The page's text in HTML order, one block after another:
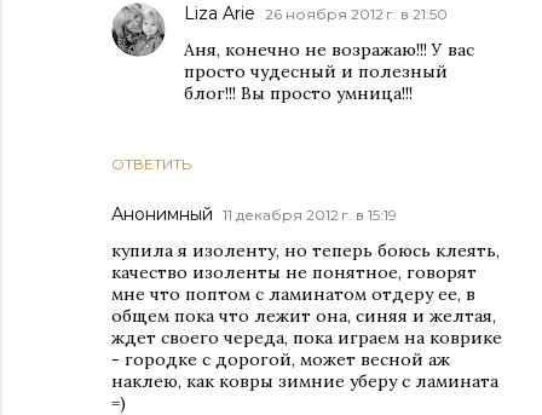
ОТВЕТИТЬ
Liza Arie 26 ноября 2012 г. в 21:50
Аня, конечно не возражаю!!! У вас
просто чудесный и полезный
блог!!! Вы просто умница!!!
Анонимный 11 декабря 2012 г. в 15:19
купила я изоленту, но теперь боюсь клеять,
качество изоленты не понятное, говорят
мне что поптом с ламинатом отдеру ее, в
общем пока что лежит она, синяя и желтая,
ждет своего череда, пока играем на коврике
- городке с дорогой, может весной аж
наклею, как ковры зимние уберу с ламината
=)